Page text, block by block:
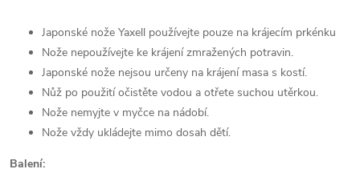
Japonské nože Yaxell používejte pouze na krájecím prkénku
Nože nepoužívejte ke krájení zmražených potravin.
Japonské nože nejsou určeny na krájení masa s kostí.
Nůž po použití očistěte vodou a otřete suchou utěrkou.
Nože nemyjte v myčce na nádobí.
Nože vždy ukládejte mimo dosah dětí.
Balení: